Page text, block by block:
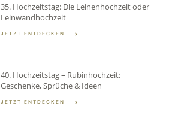
35. Hochzeitstag: Die Leinenhochzeit oder
Leinwandhochzeit
JETZT ENTDECKEN
40. Hochzeitstag – Rubinhochzeit:
Geschenke, Sprüche & Ideen
JETZT ENTDECKEN